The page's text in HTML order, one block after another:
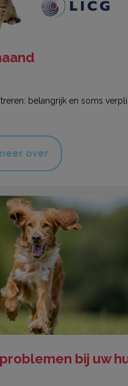
belangrijk en soms
over
bij uw huisdier